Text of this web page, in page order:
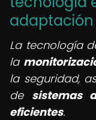
adaptación
La tecnología
la
la seguridad,
de sistemas
eficientes.